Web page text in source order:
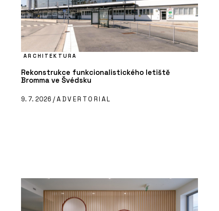
ARCHITEKTURA
Rekonstrukce funkcionalistického letiště
Bromma ve Švédsku
9. 7. 2026 /ADVERTORIAL